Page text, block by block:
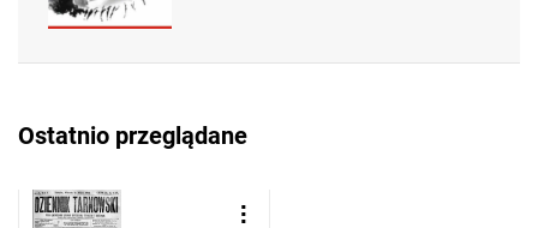
Ostatnio przeglądane